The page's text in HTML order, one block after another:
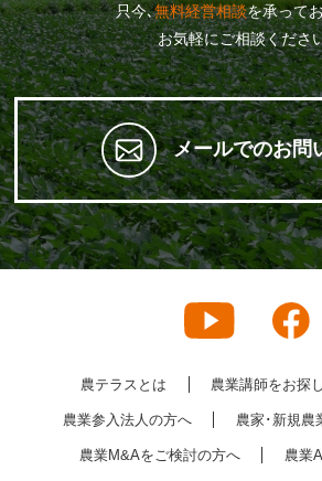
只今､無料経営相談を承って
お気軽にご相談くださ
メールでのお問
農テラスとは 農業講師をお探
農業参入法人の方へ 農家･新規農
農業M&Aをご検討の方へ 農業